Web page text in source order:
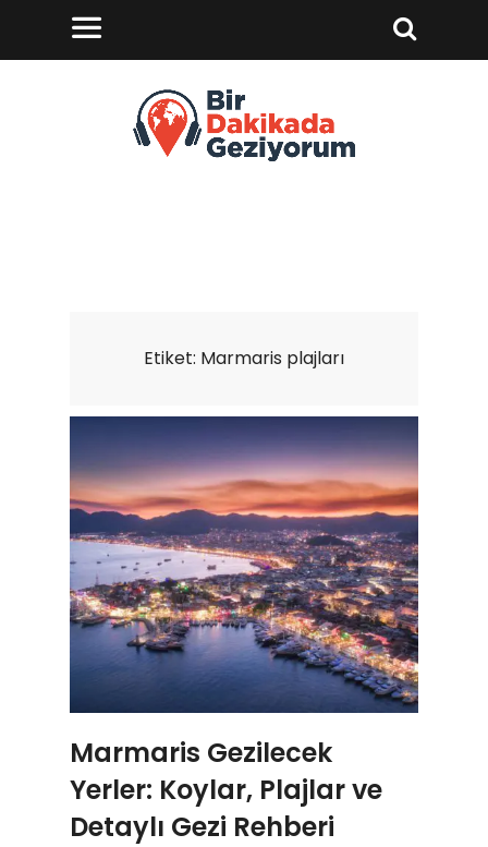
Etiket: Marmaris plajları
Marmaris Gezilecek
Yerler: Koylar, Plajlar ve
Detaylı Gezi Rehberi